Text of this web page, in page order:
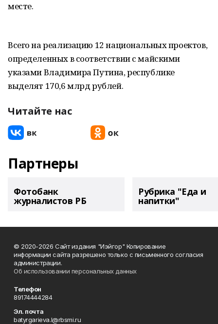
месте.
Всего на реализацию 12 национальных проектов,
определенных в соответствии с майскими
указами Владимира Путина, республике
выделят 170,6 млрд рублей.
Читайте нас
Партнеры
Фотобанк
журналистов РБ
Рубрика "Еда и
напитки"
© 2020-2026 Сайт издания "Иэйгор" Копирование
информации сайта разрешено только с письменного согласия
администрации.
Об использовании персональных данных
Телефон
89174444284
Эл. почта
batyrgarieva.l@rbsmi.ru